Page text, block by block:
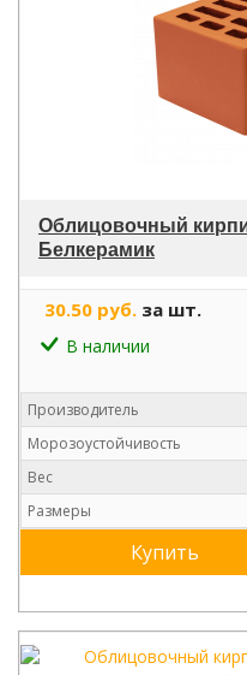
Облицовочный
Белкерамик
30.50 руб. за шт.
В наличии
Производитель
Морозоустойчивость
Вес
Размеры
Купить